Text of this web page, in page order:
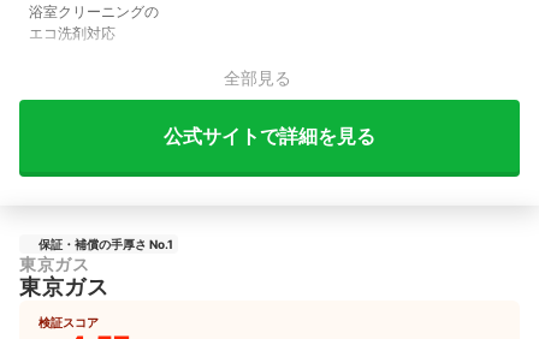
浴室クリーニングの
エコ洗剤対応
全部見る
公式サイトで詳細を見る
保証・補償の手厚さ No.1
東京ガス
東京ガス
検証スコア